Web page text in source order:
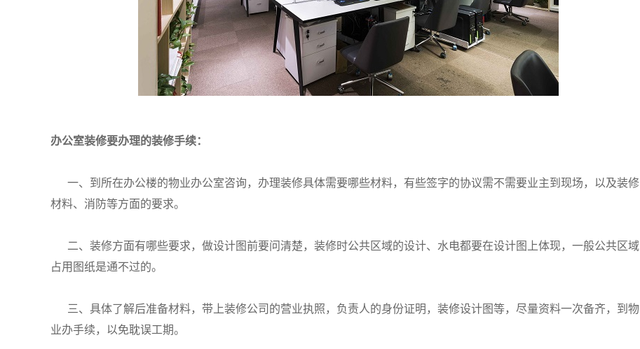
办公室装修要办理的装修手续：
一、到所在办公楼的物业办公室咨询，办理装修具体需要哪些材料，有些签字的协议需不需要业主到现场，以及装修
材料、消防等方面的要求。
二、装修方面有哪些要求，做设计图前要问清楚，装修时公共区域的设计、水电都要在设计图上体现，一般公共区域
占用图纸是通不过的。
三、具体了解后准备材料，带上装修公司的营业执照，负责人的身份证明，装修设计图等，尽量资料一次备齐，到物
业办手续，以免耽误工期。